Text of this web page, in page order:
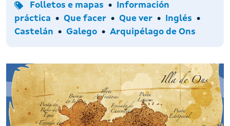
Tipo
Folletos e mapas Temas
Información
práctica
Accións
Que facer Que ver Idiomas
Inglés
Castelán
Galego Arquipélagos
Arquipélago de Ons